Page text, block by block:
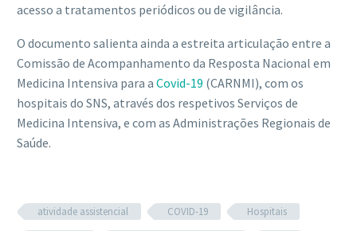
acesso a tratamentos periódicos ou de vigilância.
O documento salienta ainda a estreita articulação entre a
Comissão de Acompanhamento da Resposta Nacional em
Medicina Intensiva para a Covid-19 (CARNMI), com os
hospitais do SNS, através dos respetivos Serviços de
Medicina Intensiva, e com as Administrações Regionais de
Saúde.
atividade assistencial COVID-19
Hospitais